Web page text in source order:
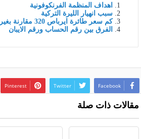
اهداف المنظمة الفرنكوفونية
سبب انهيار الليرة التركية
كم سعر طائرة ايرباص 320 مقارنة بغيرها من الأنواع
الفرق بين رقم الحساب ورقم الايبان
Facebook
Twitter
Pinterest
مقالات ذات صلة